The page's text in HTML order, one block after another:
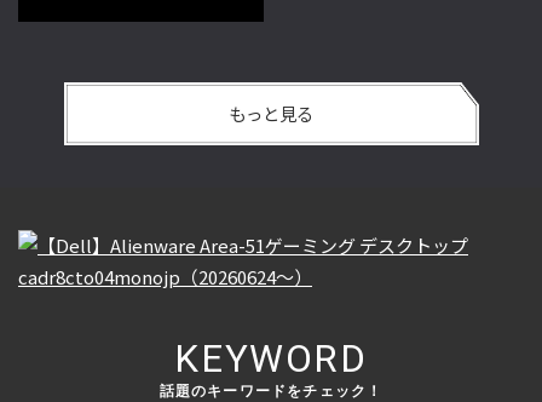
もっと見る
KEYWORD
話題のキーワードをチェック！